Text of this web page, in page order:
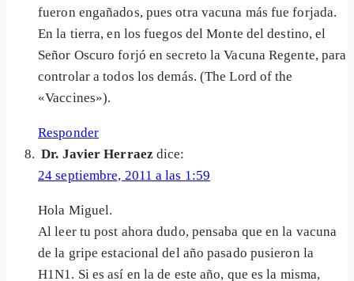
fueron engañados, pues otra vacuna más fue forjada.
En la tierra, en los fuegos del Monte del destino, el
Señor Oscuro forjó en secreto la Vacuna Regente, para
controlar a todos los demás. (The Lord of the
«Vaccines»).
Responder
Dr. Javier Herraez dice:
24 septiembre, 2011 a las 1:59
Hola Miguel.
Al leer tu post ahora dudo, pensaba que en la vacuna
de la gripe estacional del año pasado pusieron la
H1N1. Si es así en la de este año, que es la misma,